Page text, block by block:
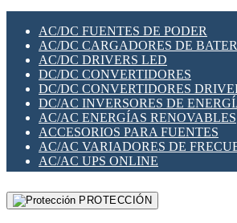
SWITCH Y MICROSWITCH
TARJETAS PI
UNIÓN Y DERIVACIÓN DE CABLE
PLACAS MODULARES IOT
SWITCHES Y REDES WIFI
SOLUCIONES IOT
SOLUCIONES LORAWAN
SOLUCIONES RED CELULAR
SEGURIDAD PARA REDES
SWITCHES LAN
TELEFONÍA IP (VOIP)
VIGILANCIA IP (CCTV)
MESHTASTIC
AC/DC FUENTES DE PODER
AC/DC CARGADORES DE
AC/DC DRIVERS LED
DC/DC CONVERTIDORES
DC/DC CONVERTIDORES
DC/AC INVERSORES DE
AC/AC ENERGÍAS RENOVABLES
ACCESORIOS PARA FUENTES
AC/AC VARIADORES DE
AC/AC UPS ONLINE
PROTECCIÓN